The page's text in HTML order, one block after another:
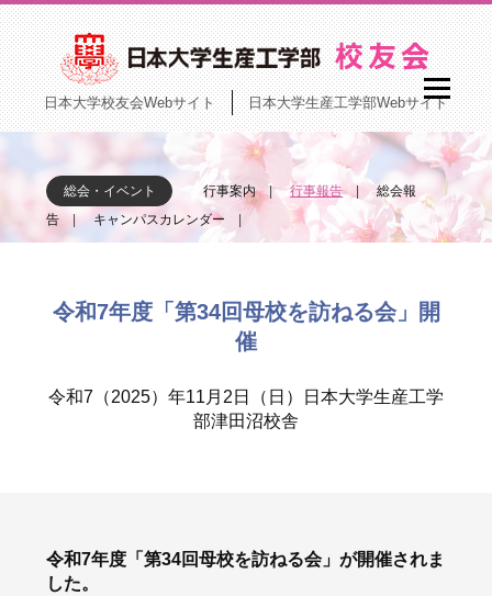
日本大学校友会Webサイト 日本大学生産工学部Webサイト
総会・イベント 行事案内 行事報告
総会報
告
キャンパスカレンダー
令和7年度「第34回母校を訪ねる会」開
催
令和7（2025）年11月2日（日）日本大学生産工学
部津田沼校舎
令和7年度「第34回母校を訪ねる会」が開催されま
した。